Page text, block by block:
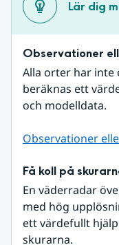
Lär dig
Observationer
Alla orter har inte
beräknas ett
och modelldata.
Observationer
Få koll på
En väderradar
med hög
ett värdefullt
skurarna.